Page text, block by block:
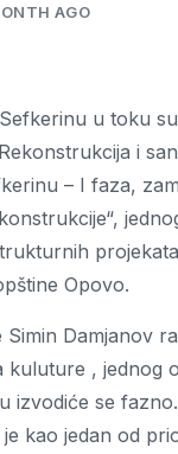
AGO
u toku
i
– I faza,
Opovo.
Damjanov
kuluture , jednog
izvodiće se
kao jedan od